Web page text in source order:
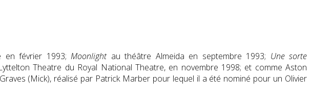
en février 1993;Moonlightau théâtre Almeida en septembre 1993; Une sorte
Theatre du Royal National Theatre, en novembre 1998; et comme Aston
(Mick), réalisé par Patrick Marber pour lequel il a été nominé pour un Olivier